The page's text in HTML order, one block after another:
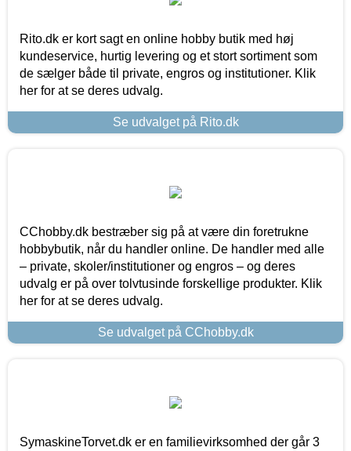
Rito.dk er kort sagt en online hobby butik med høj
kundeservice, hurtig levering og et stort sortiment som
de sælger både til private, engros og institutioner. Klik
her for at se deres udvalg.
Se udvalget på Rito.dk
CChobby.dk bestræber sig på at være din foretrukne
hobbybutik, når du handler online. De handler med alle
– private, skoler/institutioner og engros – og deres
udvalg er på over tolvtusinde forskellige produkter. Klik
her for at se deres udvalg.
Se udvalget på CChobby.dk
SymaskineTorvet.dk er en familievirksomhed der går 3